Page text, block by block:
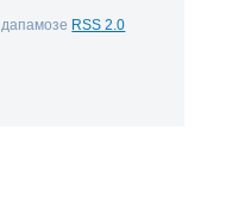
RSS 2.0